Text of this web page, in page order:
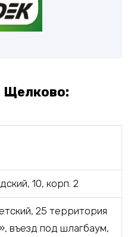
Щелково:
10, корп. 2
25 территория
въезд под шлагбаум,